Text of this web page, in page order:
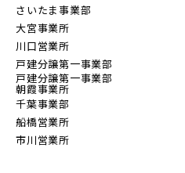
さいたま事業部
大宮事業所
川口営業所
戸建分譲第一事業部
戸建分譲第一事業部
朝霞事業所
千葉事業部
船橋営業所
市川営業所